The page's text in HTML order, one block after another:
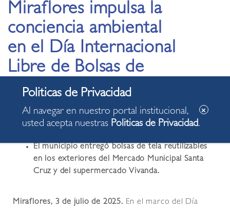
Miraflores impulsa la
conciencia ambiental
en el Día Internacional
Libre de Bolsas de
Plástico
03.07.2025
El municipio entregó bolsas de tela reutilizables
en los exteriores del Mercado Municipal Santa
Cruz y del supermercado Vivanda.
Miraflores, 3 de julio de 2025. En el marco del Día
Al navegar en nuestro portal institucional,
usted acepta nuestras Politicas de Privacidad.